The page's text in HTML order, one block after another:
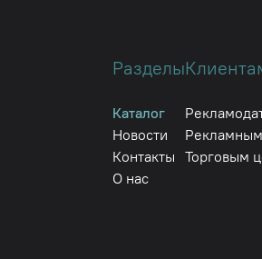
Разделы
Каталог
Новости
Контакты
О нас
Рекламным
Торговым